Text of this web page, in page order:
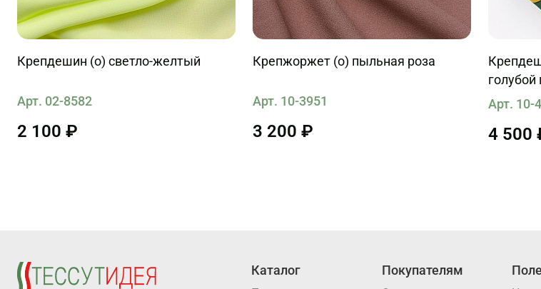
Крепдешин (о) светло-желтый
Арт. 02-8582
2 100 ₽
Крепжоржет (о) пыльная роза
Арт. 10-3951
3 200 ₽
голубой
Арт. 10-
4 500
Каталог Покупателям